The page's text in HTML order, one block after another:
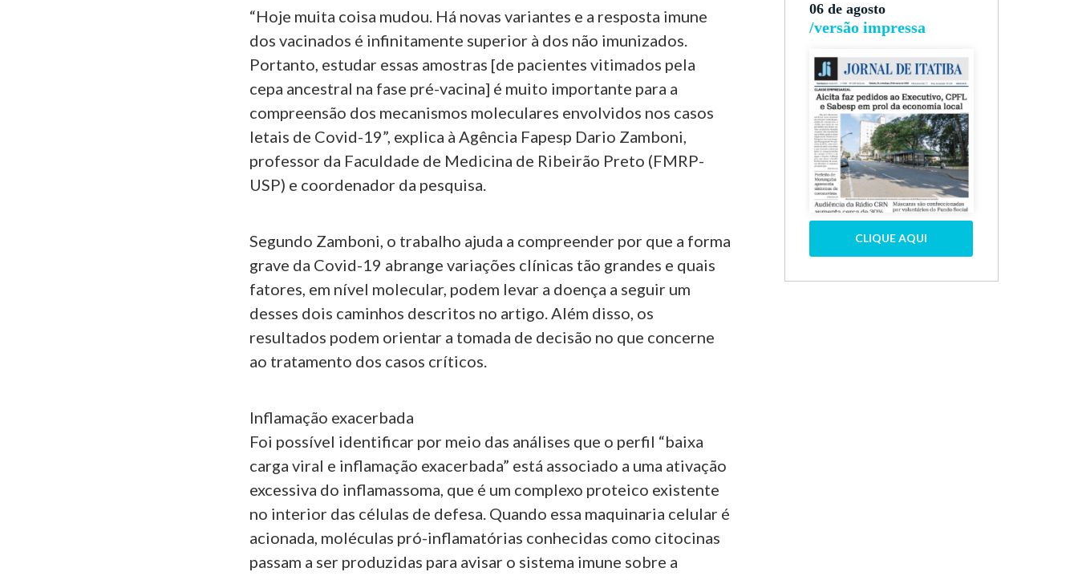
“Hoje muita coisa mudou. Há novas variantes e a resposta imune
dos vacinados é infinitamente superior à dos não imunizados.
Portanto, estudar essas amostras [de pacientes vitimados pela
cepa ancestral na fase pré-vacina] é muito importante para a
compreensão dos mecanismos moleculares envolvidos nos casos
letais de Covid-19”, explica à Agência Fapesp Dario Zamboni,
professor da Faculdade de Medicina de Ribeirão Preto (FMRP-
USP) e coordenador da pesquisa.
Segundo Zamboni, o trabalho ajuda a compreender por que a forma
grave da Covid-19 abrange variações clínicas tão grandes e quais
fatores, em nível molecular, podem levar a doença a seguir um
desses dois caminhos descritos no artigo. Além disso, os
resultados podem orientar a tomada de decisão no que concerne
ao tratamento dos casos críticos.
Inflamação exacerbada
Foi possível identificar por meio das análises que o perfil “baixa
carga viral e inflamação exacerbada” está associado a uma ativação
excessiva do inflamassoma, que é um complexo proteico existente
no interior das células de defesa. Quando essa maquinaria celular é
acionada, moléculas pró-inflamatórias conhecidas como citocinas
passam a ser produzidas para avisar o sistema imune sobre a
06 de agosto
/versão impressa
CLIQUE AQUI